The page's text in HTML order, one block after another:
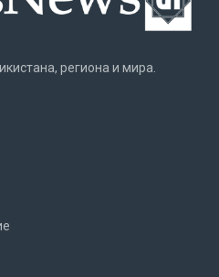
региона и мира.